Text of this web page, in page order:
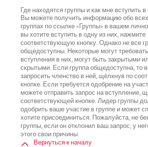
Где находятся группы и как мне вступить в
Вы можете получить информацию обо
группах по ссылке «Группы» в вашем
вы хотите вступить в одну из них, нажмите
соответствующую кнопку. Однако не все
общедоступны. Некоторые могут
вступления в них, могут быть закрытыми
скрытыми. Если группа общедоступна, то
запросить членство в ней, щёлкнув по
кнопке. Если требуется одобрение на
можете отправить запрос на вступление,
соответствующей кнопке. Лидер группы
одобрить ваше участие в группе и может
хотите присоединиться. Пожалуйста, не
группы, если он отклонил ваш запрос; у
этого свои причины.
Вернуться к началу